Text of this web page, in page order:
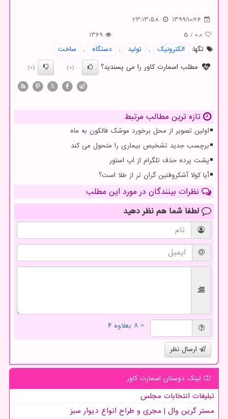
1399/10/26
23:13:58
0.0
/
5
1369
تگها:
الكترونیك , تولید , دستگاه ,
ساخت
مطلب اسمارت کاور را می پسندید؟
(0)
(0)
X
تازه ترین مطالب مرتبط
اولین تصویر از محل برخورد موشک فالکون به ماه
برچسب جدید تشخیص بیماری را متحول می کند
پشت پرده حذف تلگرام از اپ استور
آیا کولا آشکروفتین گران تر از طلا است؟
نظرات بینندگان در مورد این مطلب
لطفا شما هم نظر دهید
= ۸ بعلاوه ۴
ارسال نظر
لینک دوستان اسمارت كاور
تبلیغات انتخابات مجلس
مستر گرین وال | مجری و طراح انواع دیوار سبز